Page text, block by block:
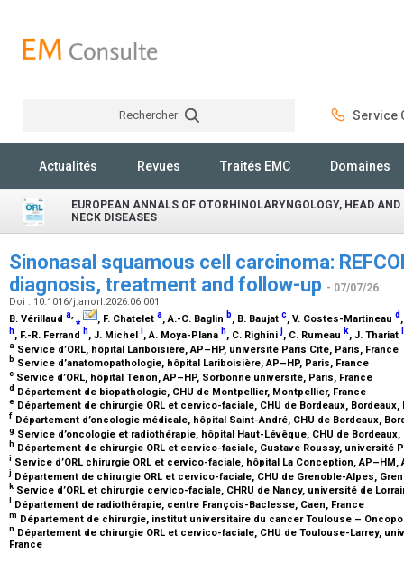
Rechercher Service
Actualités Revues Traités EMC Domaines
EUROPEAN ANNALS OF OTORHINOLARYNGOLOGY, HEAD AND
NECK DISEASES
Sinonasal squamous cell carcinoma:
diagnosis, treatment and follow-up - 07/07/26
Doi : 10.1016/j.anorl.2026.06.001
B. Vérillaud a,⁎ , F. Chatelet a, A.-C. Baglin b, B. Baujat c, V. Costes-Martineau d
h, F.-R. Ferrand h, J. Michel i, A. Moya-Plana h, C. Righinij, C. Rumeau k, J. Thariat
a Service d’ORL, hôpital Lariboisière, AP–HP, université Paris Cité, Paris, France
b Service d’anatomopathologie, hôpital Lariboisière, AP–HP, Paris, France
c Service d’ORL, hôpital Tenon, AP–HP, Sorbonne université, Paris, France
d Département de biopathologie, CHU de Montpellier, Montpellier, France
e Département de chirurgie ORL et cervico-faciale, CHU de Bordeaux, Bordeaux,
f Département d’oncologie médicale, hôpital Saint-André, CHU de Bordeaux,
g Service d’oncologie et radiothérapie, hôpital Haut-Lévêque, CHU de
h Département de chirurgie ORL et cervico-faciale, Gustave Roussy, université
i Service d’ORL chirurgie ORL et cervico-faciale, hôpital La Conception,
j Département de chirurgie ORL et cervico-faciale, CHU de Grenoble-Alpes,
k Service d’ORL et chirurgie cervico-faciale, CHRU de Nancy, université de
Département de radiothérapie, centre François-Baclesse, Caen, France
m Département de chirurgie, institut universitaire du cancer Toulouse –
n Département de chirurgie ORL et cervico-faciale, CHU de Toulouse-Larrey,
France